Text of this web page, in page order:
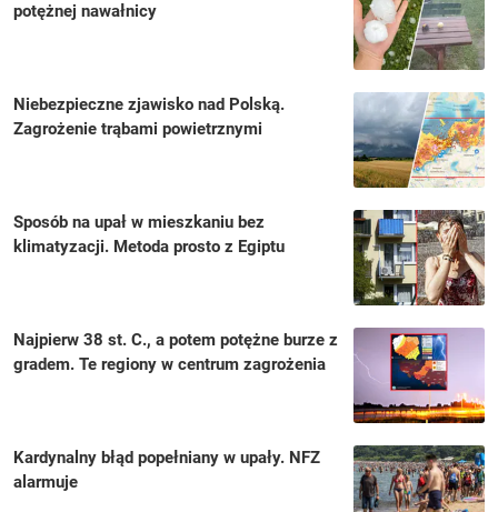
potężnej nawałnicy
Niebezpieczne zjawisko nad Polską.
Zagrożenie trąbami powietrznymi
Sposób na upał w mieszkaniu bez
klimatyzacji. Metoda prosto z Egiptu
Najpierw 38 st. C., a potem potężne burze z
gradem. Te regiony w centrum zagrożenia
Kardynalny błąd popełniany w upały. NFZ
alarmuje